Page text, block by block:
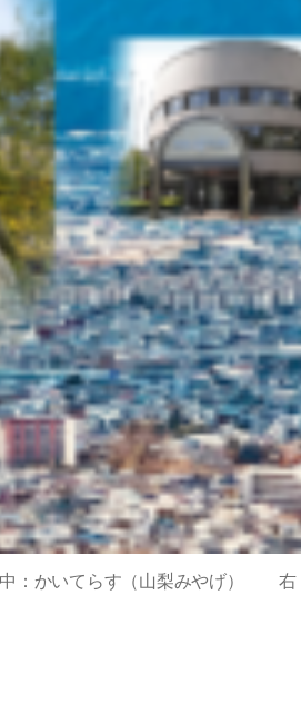
かいてらす（山梨みやげ） 右